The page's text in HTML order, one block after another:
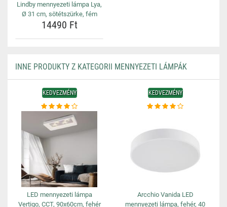
Lindby mennyezeti lámpa Lya,
Ø 31 cm, sötétszürke, fém
14490 Ft
INNE PRODUKTY Z KATEGORII MENNYEZETI LÁMPÁK
KEDVEZMÉNY
LED mennyezeti lámpa
Vertigo, CCT, 90x60cm, fehér
KEDVEZMÉNY
Arcchio Vanida LED
mennyezeti lámpa, fehér, 40